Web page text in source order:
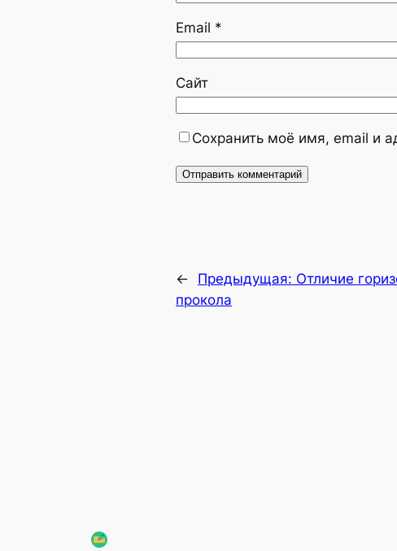
Email *
Сайт
Сохранить моё имя, email и
← Предыдущая: Отличие
прокола